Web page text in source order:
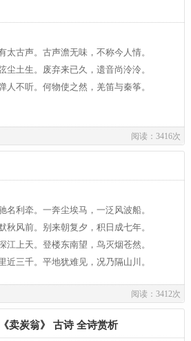
～846），字乐天，晚年又号称香山居
人，是我国唐代伟大的现实主义诗人，他的
式多样，语言平易通俗，有“诗魔”和“诗
学士、左赞善大夫。有《白氏长庆集》传
长恨歌》、《卖炭翁》、《琵琶行》等。白
西、出生于河南郑州新郑，葬于洛阳。白居
于洛阳市郊。白园（白居易墓）坐落在洛阳
。
太古声。古声澹无味，不称今人情。
尘土生。废弃来已久，遗音尚泠泠。
人不听。何物使之然，羌笛与秦筝。
～846），字乐天，晚年又号称香山居
人，是我国唐代伟大的现实主义诗人，他的
学士、左赞善大夫。有《白氏长庆集》传
长恨歌》、《卖炭翁》、《琵琶行》等。白
西、出生于河南郑州新郑，葬于洛阳。白居
阅读：3416次
名利牵。一奔尘埃马，一泛风波船。
秋风前。别来朝复夕，积日成七年。
江上天。登楼东南望，鸟灭烟苍然。
近三千。平地犹难见，况乃隔山川。
阅读：3412次
卖炭翁》 古诗 全诗赏析